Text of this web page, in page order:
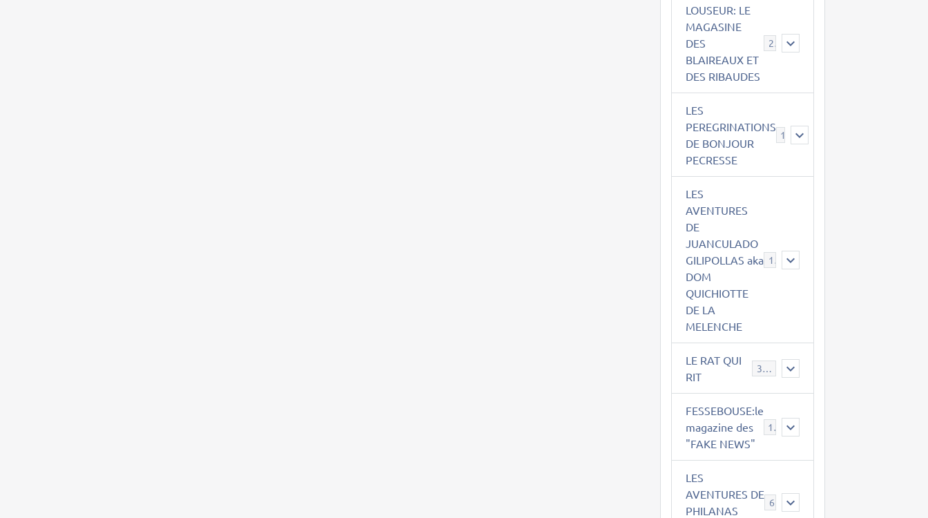
LOUSEUR: LE
MAGASINE
DES
BLAIREAUX ET
DES RIBAUDES
21
LES
PEREGRINATIONS
DE BONJOUR
PECRESSE
14
LES
AVENTURES
DE
JUANCULADO
GILIPOLLAS aka
DOM
QUICHIOTTE
DE LA
MELENCHE
119
LE RAT QUI
RIT
395
FESSEBOUSE:le
magazine des
"FAKE NEWS"
19
LES
AVENTURES DE
PHILANAS